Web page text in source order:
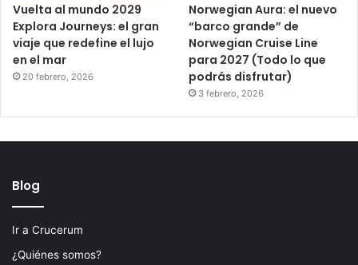
Vuelta al mundo 2029
Explora Journeys: el gran
viaje que redefine el lujo
en el mar
20 febrero, 2026
Norwegian Aura: el nuevo
“barco grande” de
Norwegian Cruise Line
para 2027 (Todo lo que
podrás disfrutar)
3 febrero, 2026
Blog
Ir a Crucerum
¿Quiénes somos?